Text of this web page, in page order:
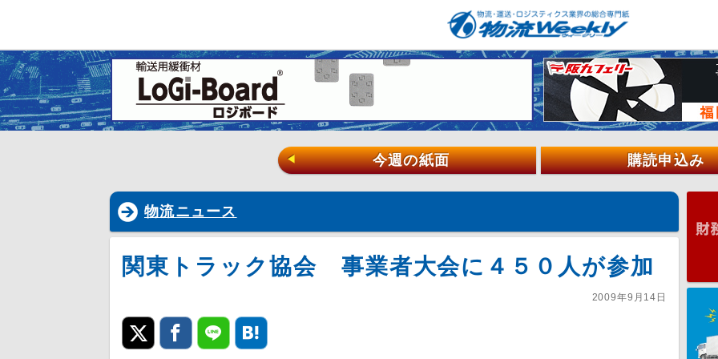
◀ 今週の紙面 購読申込み
物流ニュース
関東トラック協会 事業者大会に４５０人が参加
2009年9月14日